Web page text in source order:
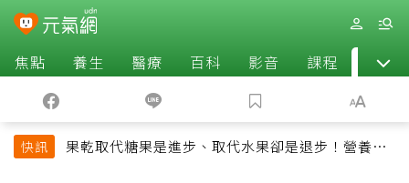
焦點 養生 醫療 百科 影音 課程 退休
快訊
果乾取代糖果是進步、取代水果卻是退步！營養師